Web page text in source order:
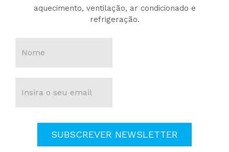
aquecimento, ventilação, ar condicionado e
refrigeração.
SUBSCREVER NEWSLETTER